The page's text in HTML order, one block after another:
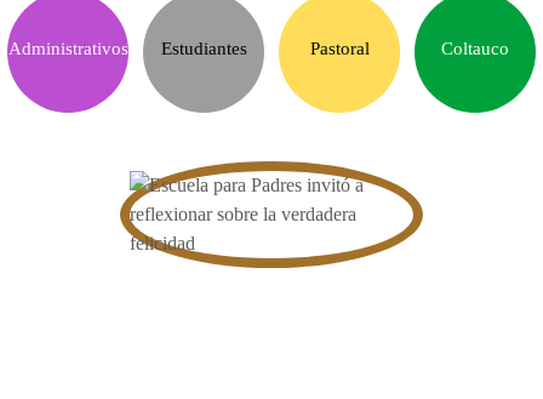
Administrativos Estudiantes Pastoral Coltauco